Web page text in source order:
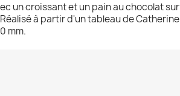
un croissant et un pain au chocolat sur
à partir d'un tableau de Catherine
mm.